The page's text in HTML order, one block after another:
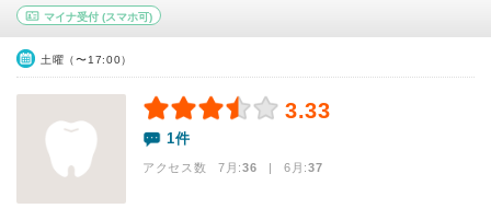
マイナ受付 (スマホ可)
土曜（〜17:00）
3.33
1件
アクセス数 7月:36 | 6月:37